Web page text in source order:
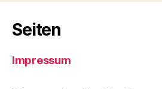
Seiten
Impressum